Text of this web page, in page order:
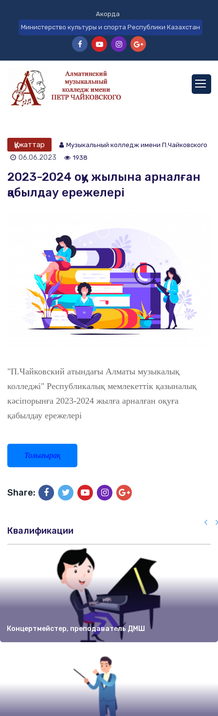
Акорда
Министерство культуры и спорта Республики Казахстан
Құжаттар Музыкальный колледж имени П.Чайковского
06.06.2023 1938
2023-2024 оқу жылына арналған
қабылдау ережелері
"П.Чайковский атындағы Алматы музыкалық
колледжі" Республикалық мемлекеттік қазыналық
кәсіпорынға 2023-2024 жылға арналған оқуға
қабылдау ережелері
Толығырақ
Share:
Квалификации
Концертмейстер, преподаватель ДМШ